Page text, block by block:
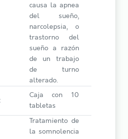
causa la apnea
del sueño,
narcolepsia, o
trastorno del
sueño a razón
de un trabajo
de turno
alterado.
Caja con 10
tabletas
Tratamiento de
la somnolencia